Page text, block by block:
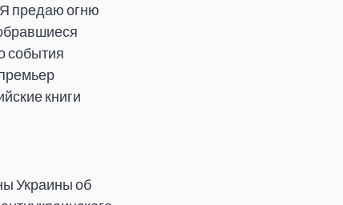
предаю огню
события
книги
Украины об